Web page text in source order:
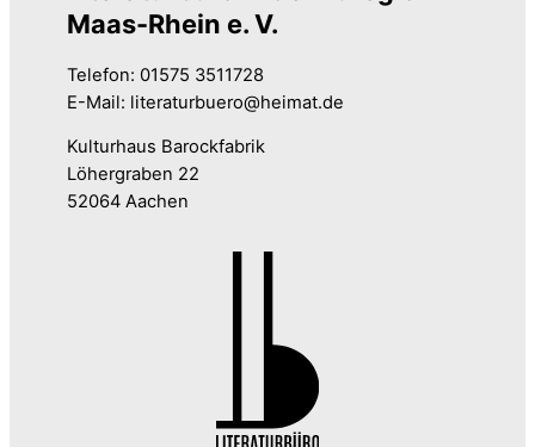
Maas-Rhein e. V.
Telefon: 01575 3511728
E-Mail: literaturbuero@heimat.de
Kulturhaus Barockfabrik
Löhergraben 22
52064 Aachen